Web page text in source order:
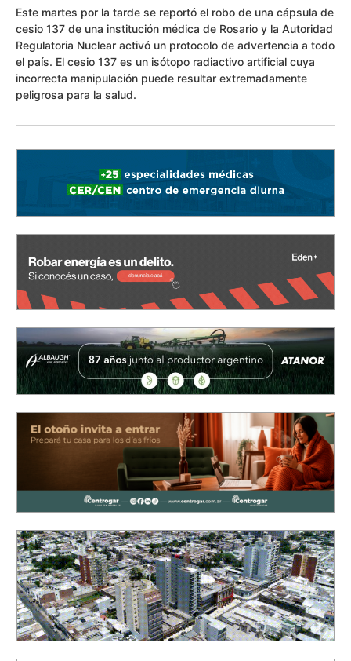
Este martes por la tarde se reportó el robo de una cápsula de
cesio 137 de una institución médica de Rosario y la Autoridad
Regulatoria Nuclear activó un protocolo de advertencia a todo
el país. El cesio 137 es un isótopo radiactivo artificial cuya
incorrecta manipulación puede resultar extremadamente
peligrosa para la salud.